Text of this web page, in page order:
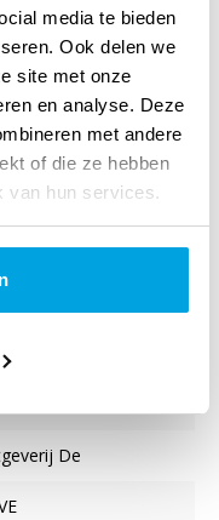
media te bieden
Ook delen we
site met onze
en analyse. Deze
met andere
of die ze hebben
van hun services.
Saga-serie deel 3
De